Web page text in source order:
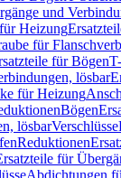
und
Heizung
für
für Bögen
lösbar
für Heizung
Bögen
lösbarVerschlüsse
Reduktionen
für
Abdichtungen